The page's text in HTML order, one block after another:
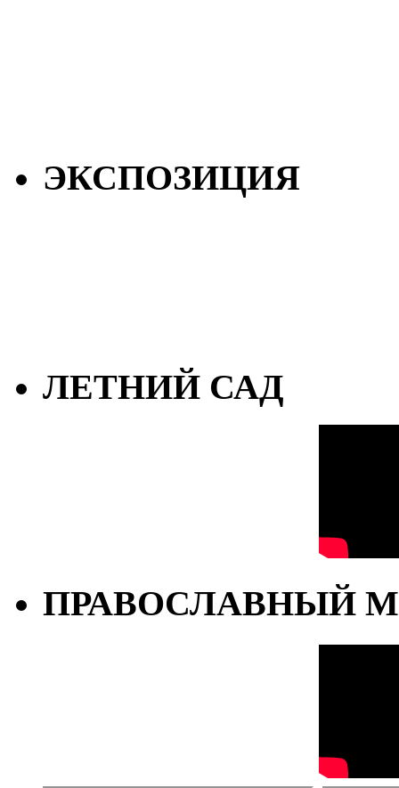
ЭКСПОЗИЦИЯ
ЛЕТНИЙ САД
ПРАВОСЛАВНЫЙ